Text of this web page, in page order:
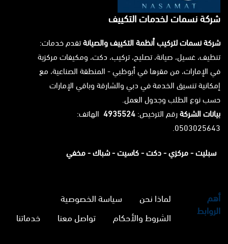
شركة نسمات لخدمات التكييف
شركة نسمات لتركيب أنظمة التكييف والصيانةتقدم خدمات:
تنظيف، غسيل، صيانة، تصليح، تركيب، دكت، ومكيفات مركزية
في الإمارات، من مقرها في أبوظبي - المنطقة الصناعية، مع
إمكانية تنسيق الخدمة في دبي والشارقة وباقي الإمارات
حسب نوع الطلب وجدول العمل.
بيانات الشركةرقم الترخيص: 4935524 الهاتف:
0503025643.
سبليت -مركزي -دكت -كاسيت -شباك -مخفي
أهم
الروابط
لماذا نحن
سياسة الخصوصية
الشروط والأحكام
تواصل معنا خدماتنا